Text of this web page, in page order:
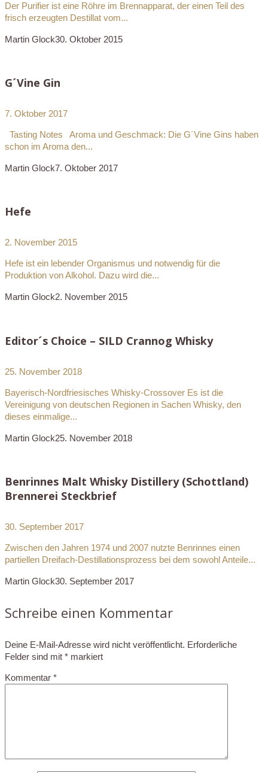
Der Purifier ist eine Röhre im Brennapparat, der einen Teil des
frisch erzeugten Destillat vom...
Martin Glock30. Oktober 2015
G´Vine Gin
7. Oktober 2017
Tasting Notes Aroma und Geschmack: Die G´Vine Gins haben
schon im Aroma den...
Martin Glock7. Oktober 2017
Hefe
2. November 2015
Hefe ist ein lebender Organismus und notwendig für die
Produktion von Alkohol. Dazu wird die...
Martin Glock2. November 2015
Editor´s Choice – SILD Crannog Whisky
25. November 2018
Bayerisch-Nordfriesisches Whisky-Crossover Es ist die
Vereinigung von deutschen Regionen in Sachen Whisky, den
dieses einmalige...
Martin Glock25. November 2018
Benrinnes Malt Whisky Distillery (Schottland)
Brennerei Steckbrief
30. September 2017
Zwischen den Jahren 1974 und 2007 nutzte Benrinnes einen
partiellen Dreifach-Destillationsprozess bei dem sowohl Anteile...
Martin Glock30. September 2017
Schreibe einen Kommentar
Deine E-Mail-Adresse wird nicht veröffentlicht. Erforderliche
Felder sind mit * markiert
Kommentar *